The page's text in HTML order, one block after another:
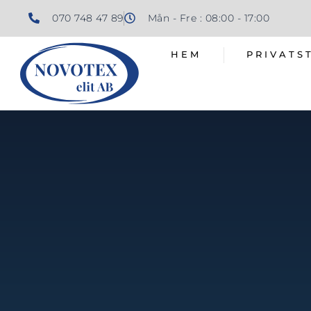
070 748 47 89 Mån - Fre : 08:00 - 17:00
HEM